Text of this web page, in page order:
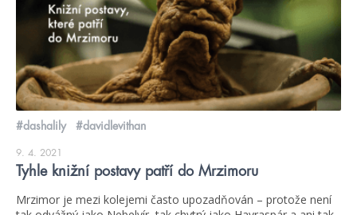
#dashalily #davidlevithan
9. 4. 2021
Tyhle knižní postavy patří do Mrzimoru
Mrzimor je mezi kolejemi často upozadňován – protože není